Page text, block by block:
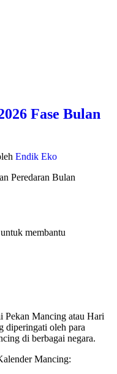
Fase Bulan
Endik Eko
Peredaran Bulan
membantu
Pekan Mancing atau Hari
diperingati oleh para
di berbagai negara.
Mancing: